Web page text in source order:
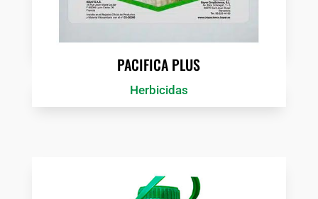
PACIFICA PLUS
Herbicidas